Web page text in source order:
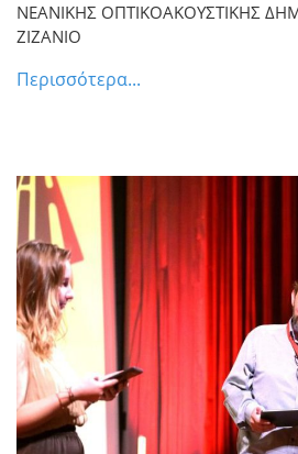
ΝΕΑΝΙΚΗΣ ΟΠΤΙΚΟΑΚΟΥΣΤΙΚΗΣ
ZIZANIO
Περισσότερα...